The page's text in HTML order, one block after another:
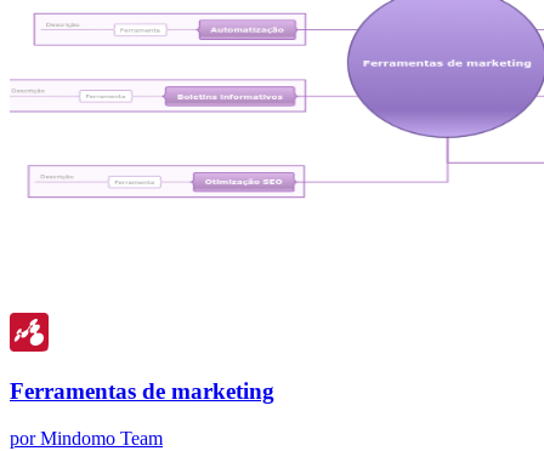
Ferramentas de marketing
por Mindomo Team